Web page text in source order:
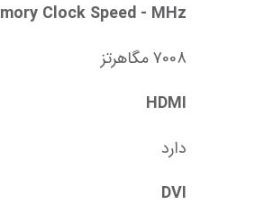
Clock Speed - MHz
7008 مگاهرتز
HDMI
دارد
DVI